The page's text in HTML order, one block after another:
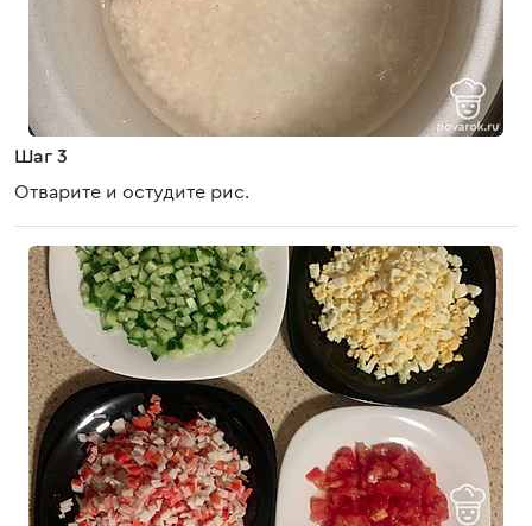
Шаг 3
Отварите и остудите рис.